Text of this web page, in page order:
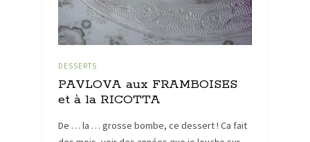
DESSERTS
PAVLOVA aux FRAMBOISES
et à la RICOTTA
De … la … grosse bombe, ce dessert ! Ca fait